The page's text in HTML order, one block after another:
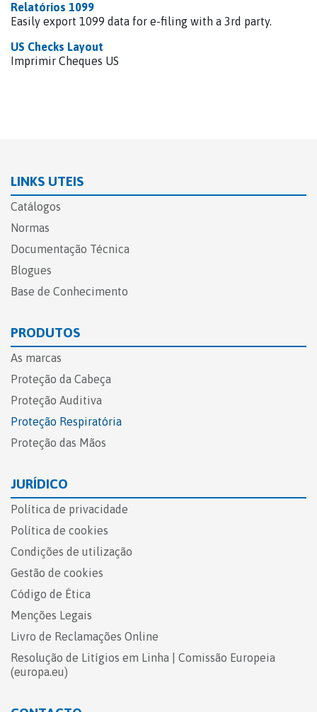
Relatórios 1099
Easily export 1099 data for e-filing with a 3rd party.
US Checks Layout
Imprimir Cheques US
LINKS UTEIS
Catálogos
Normas
Documentação Técnica
Blogues
Base de Conhecimento
PRODUTOS
As marcas
Proteção da Cabeça
Proteção Auditiva
Proteção Respiratória
Proteção das Mãos
JURÍDICO
Política de privacidade
Política de cookies
Condições de utilização
Gestão de cookies
Código de Ética
Menções Legais
Livro de Reclamações Online​
Resolução de Litígios em Linha | Comissão Europeia
(europa.eu)